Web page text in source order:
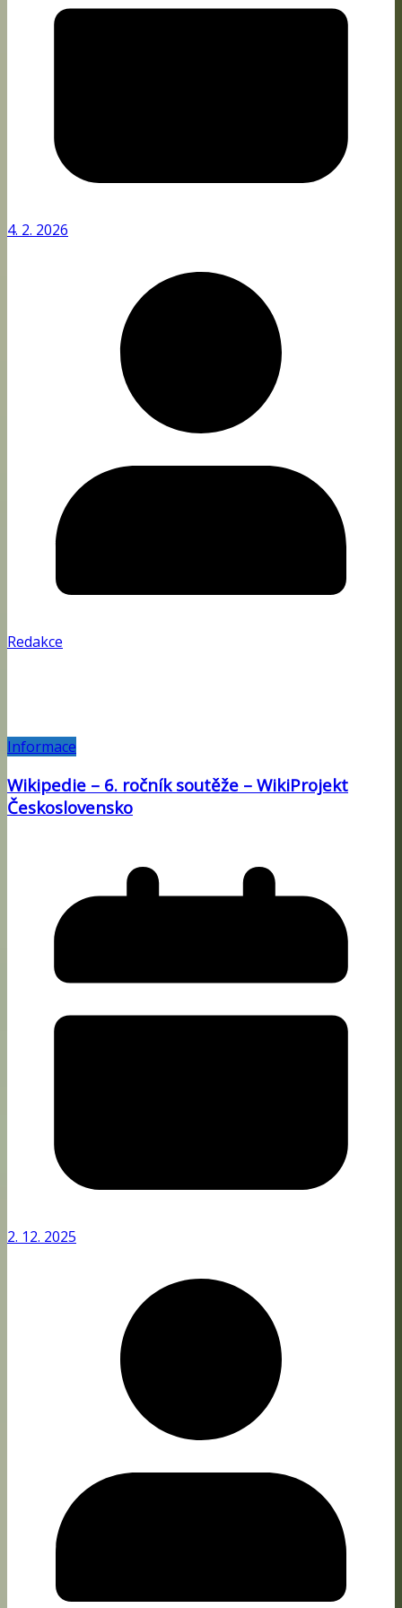
4. 2. 2026
Redakce
Informace
Wikipedie – 6. ročník soutěže – WikiProjekt
Československo
2. 12. 2025